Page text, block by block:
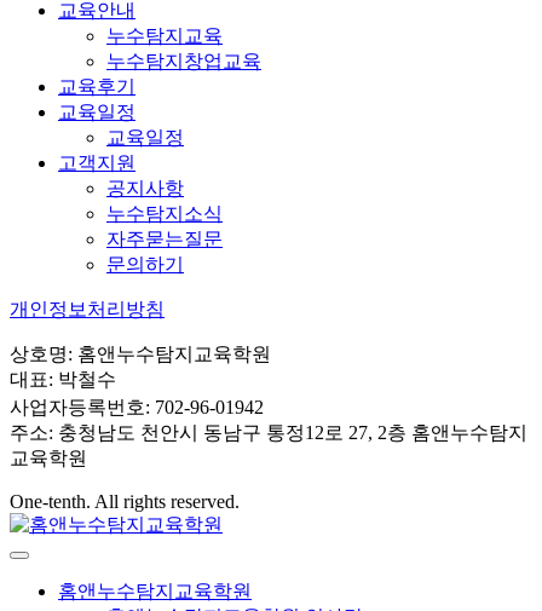
교육안내
누수탐지교육
누수탐지창업교육
교육후기
교육일정
교육일정
고객지원
공지사항
누수탐지소식
자주묻는질문
문의하기
개인정보처리방침
상호명: 홈앤누수탐지교육학원
대표: 박철수
사업자등록번호: 702-96-01942
주소: 충청남도 천안시 동남구 통정12로 27, 2층 홈앤누수탐지
교육학원
One-tenth. All rights reserved.
홈앤누수탐지교육학원